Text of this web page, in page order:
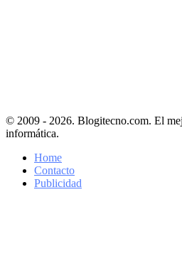
© 2009 - 2026. Blogitecno.com. El
informática.
Home
Contacto
Publicidad